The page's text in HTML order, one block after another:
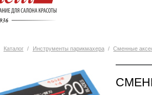
Каталог / Инструменты парикмахера / Сменные